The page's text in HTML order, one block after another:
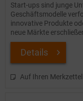
Start-ups sind junge
Geschäftsmodelle
innovative Produkte
neue Märkte
und...
Details
Auf Ihren